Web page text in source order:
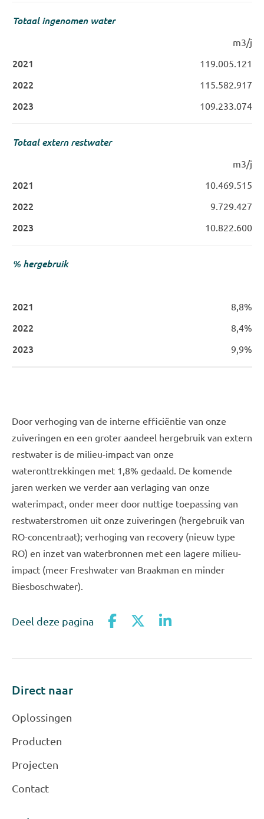
Totaal ingenomen water
m3/j
119.005.121
115.582.917
109.233.074
Totaal extern restwater
m3/j
10.469.515
9.729.427
10.822.600
% hergebruik
8,8%
8,4%
9,9%
Door verhoging van de interne efficiëntie van onze
zuiveringen en een groter aandeel hergebruik van extern
restwater is de milieu-impact van onze
wateronttrekkingen met 1,8% gedaald. De komende
jaren werken we verder aan verlaging van onze
waterimpact, onder meer door nuttige toepassing van
restwaterstromen uit onze zuiveringen (hergebruik van
RO-concentraat); verhoging van recovery (nieuw type
RO) en inzet van waterbronnen met een lagere milieu-
impact (meer Freshwater van Braakman en minder
Biesboschwater).
Deel deze pagina
Direct naar
Oplossingen
Producten
Projecten
Contact